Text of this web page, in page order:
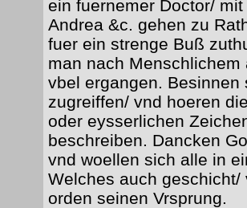
ein fuernemer Doctor/
Andrea &c. gehen zu
fuer ein strenge Buß
man nach
vbel ergangen.
zugreiffen/ vnd hoeren
oder eysserlichen
beschreiben. Dancken
vnd woellen sich alle in
Welches auch
orden seinen Vrsprung.